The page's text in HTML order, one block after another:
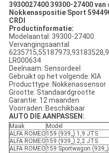
3930027400 39300-27400 van
Nokkenaspositie Sport
CRDI
Productinformatie:
Modelaantal: 39300-27400
Vervangingsaantal:
LR000634
Deelnaam: Sensordeel
Gebruikt op het volgende: KIA
Producttype: Nokkenassensor
Grootte: Standaardgrootte
Garantie: 12 maanden
Voorraden: Beschikbaar
AUTO DIE AANPASSEN:
Maak Model
ALFA ROMEO 159 (939_) 1,9 JTS
ALFA ROMEO 159 (939_) 2,2 JTS
ALFA ROMEO 159 Sportwagon